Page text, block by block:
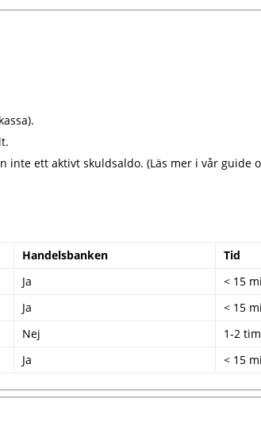
inte ett aktivt skuldsaldo. (Läs mer i vår guide
Handelsbanken
Tid
Ja
< 15
Ja
< 15
Nej
1-2
Ja < 15